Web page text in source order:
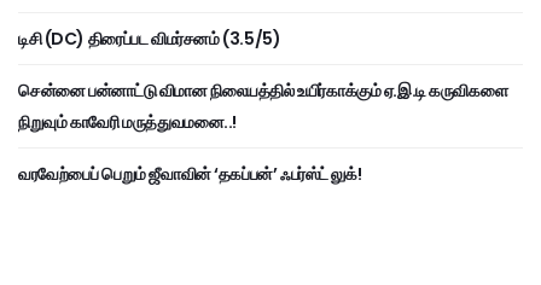
டிசி (DC) திரைப்பட விமர்சனம் (3.5/5)
சென்னை பன்னாட்டு விமான நிலையத்தில் உயிர்காக்கும் ஏ.இ.டி கருவிகளை
நிறுவும் காவேரி மருத்துவமனை..!
வரவேற்பைப் பெறும் ஜீவாவின் ‘தகப்பன்’ ஃபர்ஸ்ட் லுக்!